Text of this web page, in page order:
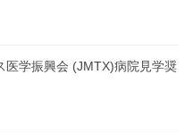
医学振興会 (JMTX)病院見学奨